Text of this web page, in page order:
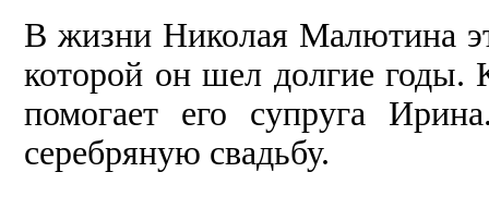
В жизни Николая Малютина
которой он шел долгие годы.
помогает его супруга
серебряную свадьбу.